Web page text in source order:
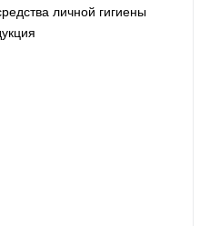
личной гигиены